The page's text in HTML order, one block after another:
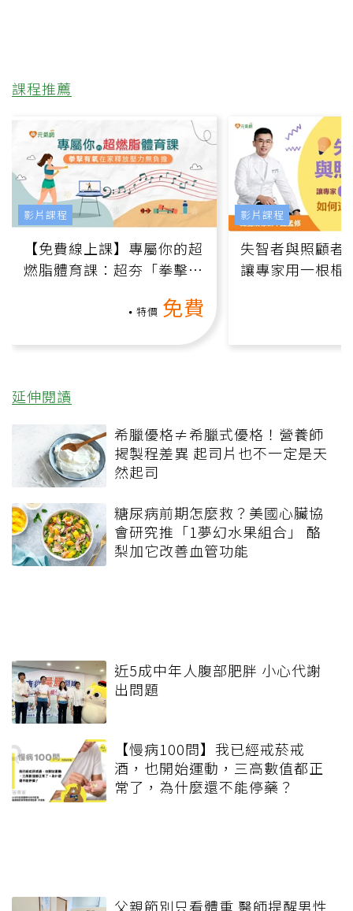
課程推薦
【免費線上課】專屬你的超
燃脂體育課：超夯「拳擊有
特價 免費
影片課程
失智者與照顧者
讓專家用一根棍
影片課程
延伸閱讀
希臘優格≠希臘式優格！營養師
揭製程差異 起司片也不一定是天
然起司
糖尿病前期怎麼救？美國心臟協
會研究推「1夢幻水果組合」 酪
梨加它改善血管功能
近5成中年人腹部肥胖 小心代謝
出問題
【慢病100問】我已經戒菸戒
酒，也開始運動，三高數值都正
常了，為什麼還不能停藥？
父親節別只看體重 醫師提醒男性